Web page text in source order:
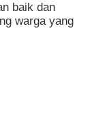
baik dan
warga yang